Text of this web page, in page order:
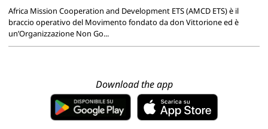
Africa Mission Cooperation and Development ETS (AMCD ETS) è il
braccio operativo del Movimento fondato da don Vittorione ed è
un’Organizzazione Non Go...
Download the app